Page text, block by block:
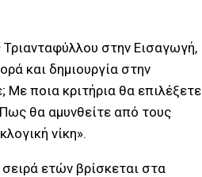
Τριανταφύλλου στην Εισαγωγή,
και δημιουργία στην
ποια κριτήρια θα επιλέξετε
θα αμυνθείτε από τους
νίκη».
ετών βρίσκεται στα